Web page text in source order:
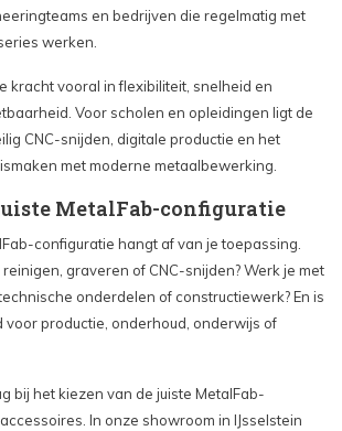
en bedrijven die regelmatig met
werken.
kracht vooral in flexibiliteit, snelheid en
Voor scholen en opleidingen ligt de
CNC-snijden, digitale productie en het
met moderne metaalbewerking.
MetalFab-configuratie
configuratie hangt af van je toepassing.
graveren of CNC-snijden? Werk je met
onderdelen of constructiewerk? En is
voor productie, onderhoud, onderwijs of
bij het kiezen van de juiste MetalFab-
In onze showroom in IJsselstein